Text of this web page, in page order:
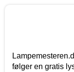
følger en gratis